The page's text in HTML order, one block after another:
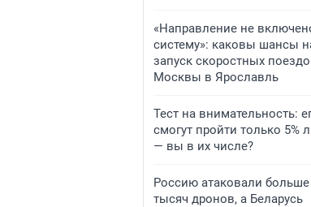
«Направление не
систему»: каковы шансы
запуск скоростных
Москвы в Ярославль
Тест на внимательность:
смогут пройти только 5%
— вы в их числе?
Россию атаковали больше
тысяч дронов, а Беларусь